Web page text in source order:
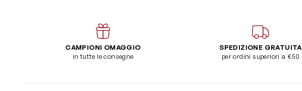
CAMPIONI OMAGGIO
in tutte le consegne
SPEDIZIONE GRATUITA
per ordini superiori a €50